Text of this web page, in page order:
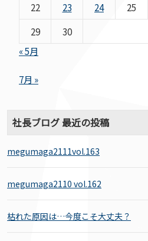
22
23 24 25
29
30
« 5月
7月 »
社長ブログ 最近の投稿
megumaga2111vol.163
megumaga2110 vol.162
枯れた原因は…今度こそ大丈夫？